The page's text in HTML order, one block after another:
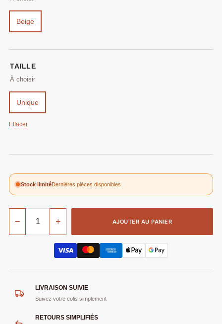
Beige
TAILLE
Unique
Effacer
Stock limitéDernières pièces disponibles
− + AJOUTER AU PANIER
LIVRAISON SUIVIE
Suivez votre colis simplement
RETOURS SIMPLIFIÉS